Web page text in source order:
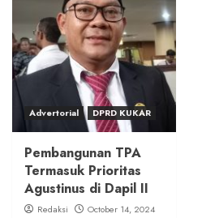
Advertorial DPRD KUKAR
Pembangunan TPA
Termasuk Prioritas
Agustinus di Dapil II
Redaksi
October 14, 2024